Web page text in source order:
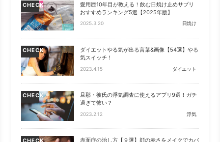
CHECK
愛用歴10年目が教える！飲む日焼け止めサプリ
おすすめランキング5選【2025年版】
2025.3.20 日焼け
CHECK
ダイエットやる気が出る言葉&画像【54選】やる
気スイッチ！
2023.4.15 ダイエット
CHECK
旦那・彼氏の浮気調査に使えるアプリ9選！ガチ
過ぎて怖い？
2023.2.12 浮気
赤面症の治し方【９選】顔の赤さをメイクでカバ